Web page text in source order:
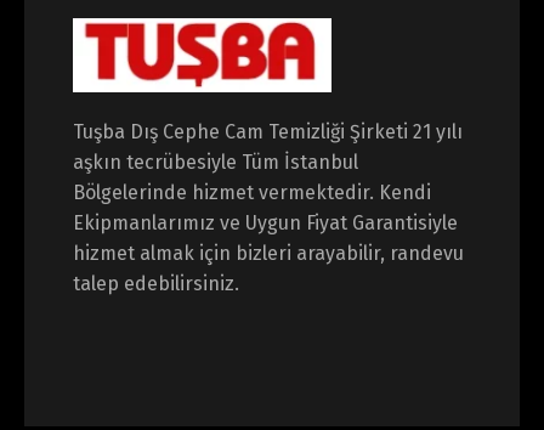
Tuşba Dış Cephe Cam Temizliği Şirketi 21 yılı
aşkın tecrübesiyle Tüm İstanbul
Bölgelerinde hizmet vermektedir. Kendi
Ekipmanlarımız ve Uygun Fiyat Garantisiyle
hizmet almak için bizleri arayabilir, randevu
talep edebilirsiniz.